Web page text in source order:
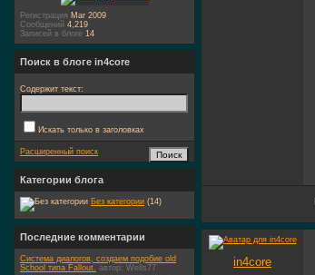
in4core
Регистрация Mar 2009
Сообщений 4,219
Записей в блоге 14
Поиск в блоге in4core
Содержит текст:
Искать только в заголовках
Расширенный поиск
Категории блога
Без категории (14)
Последние комментарии
Система диалогов, создаем подобие old
School типа Fallout. автор: Wells77